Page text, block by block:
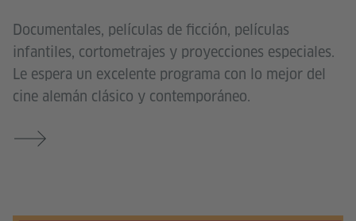
Documentales, películas de ficción, películas
infantiles, cortometrajes y proyecciones especiales.
Le espera un excelente programa con lo mejor del
cine alemán clásico y contemporáneo.